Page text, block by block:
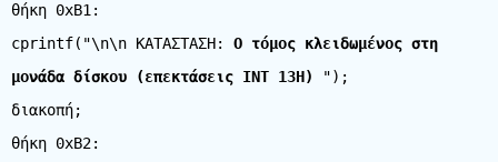
θήκη 0xB1:
cprintf("\n\n ΚΑΤΑΣΤΑΣΗ: Ο τόμος κλειδωμένος στη
μονάδα δίσκου (επεκτάσεις INT 13H)
");
διακοπή;
θήκη 0xB2: